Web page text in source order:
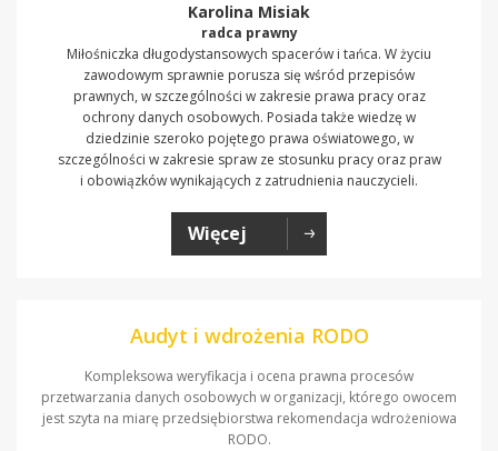
Karolina Misiak
radca prawny
Miłośniczka długodystansowych spacerów i tańca. W życiu
zawodowym sprawnie porusza się wśród przepisów
prawnych, w szczególności w zakresie prawa pracy oraz
ochrony danych osobowych. Posiada także wiedzę w
dziedzinie szeroko pojętego prawa oświatowego, w
szczególności w zakresie spraw ze stosunku pracy oraz praw
i obowiązków wynikających z zatrudnienia nauczycieli.
Więcej
Audyt i wdrożenia RODO
Kompleksowa weryfikacja i ocena prawna procesów
przetwarzania danych osobowych w organizacji, którego owocem
jest szyta na miarę przedsiębiorstwa rekomendacja wdrożeniowa
RODO.